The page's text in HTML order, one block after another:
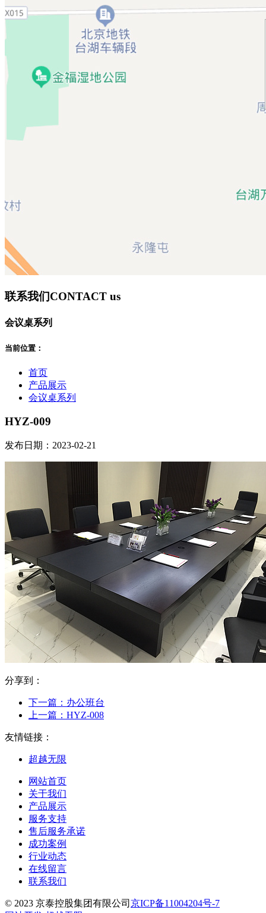
联系我们CONTACT us
会议桌系列
当前位置：
首页
产品展示
会议桌系列
HYZ-009
发布日期：2023-02-21
分享到：
下一篇： 办公班台
上一篇： HYZ-008
友情链接：
超越无限
网站首页
关于我们
产品展示
服务支持
售后服务承诺
成功案例
行业动态
在线留言
联系我们
© 2023 京泰控股集团有限公司 京ICP备11004204号-7